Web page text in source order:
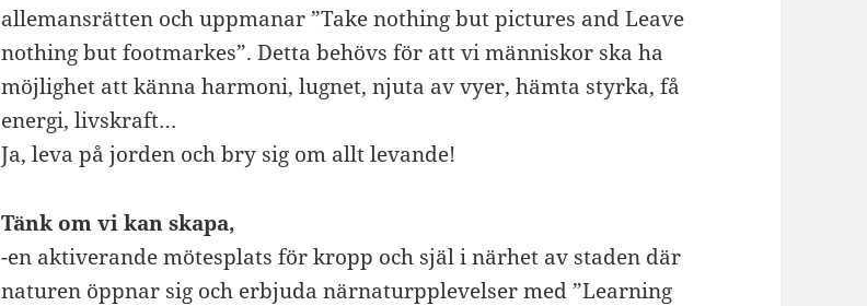
allemansrätten och uppmanar ”Take nothing but pictures and Leave
nothing but footmarkes”. Detta behövs för att vi människor ska ha
möjlighet att känna harmoni, lugnet, njuta av vyer, hämta styrka, få
energi, livskraft…
Ja, leva på jorden och bry sig om allt levande!
Tänk om vi kan skapa,
-en aktiverande mötesplats för kropp och själ i närhet av staden där
naturen öppnar sig och erbjuda närnaturpplevelser med ”Learning